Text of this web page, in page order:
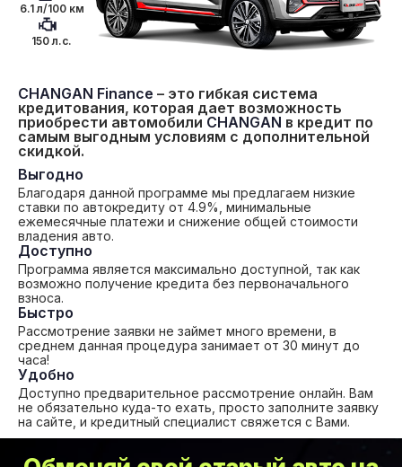
6.1 л/100 км
150 л.с.
CHANGAN Finance – это гибкая система
кредитования, которая дает возможность
приобрести автомобилиCHANGAN в кредит по
самым выгодным условиям с дополнительной
скидкой.
Выгодно
Благодаря данной программе мы предлагаем низкие
ставки по автокредиту от 4.9%, минимальные
ежемесячные платежи и снижение общей стоимости
владения авто.
Доступно
Программа является максимально доступной, так как
возможно получение кредита без первоначального
взноса.
Быстро
Рассмотрение заявки не займет много времени, в
среднем данная процедура занимает от 30 минут до
часа!
Удобно
Доступно предварительное рассмотрение онлайн. Вам
не обязательно куда-то ехать, просто заполните заявку
на сайте, и кредитный специалист свяжется с Вами.